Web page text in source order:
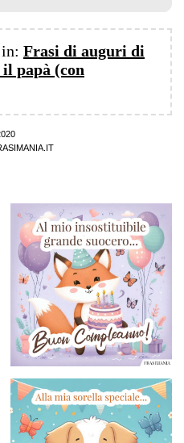
Frasi di auguri di
papà (con